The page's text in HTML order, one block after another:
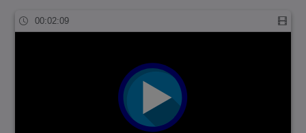
00:02:09